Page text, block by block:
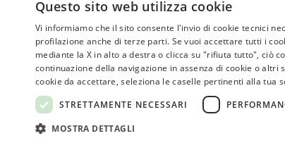
ASSOVERDE
P.Iva 02961181209
Privacy Policy
Cookie Policy
Questo sito web utilizza cookie
Vi informiamo che il sito consente l'invio di cookie tecnici
profilazione anche di terze parti. Se vuoi accettare tutti i
mediante la X in alto a destra o clicca su "rifiuta tutto", ciò
continuazione della navigazione in assenza di cookie o
cookie da accettare, seleziona le caselle pertinenti alla tua
STRETTAMENTE NECESSARI
MOSTRA DETTAGLI